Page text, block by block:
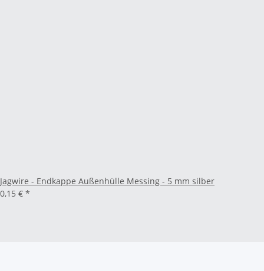
Jagwire - Endkappe Außenhülle Messing - 5 mm silber
0,15 € *